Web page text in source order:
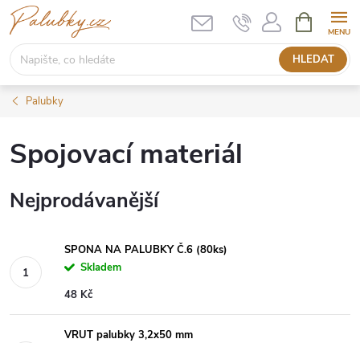
Přejít
na
obsah
HLEDAT
NÁKUPNÍ
KOŠÍK
Palubky
Spojovací materiál
Nejprodávanější
SPONA NA PALUBKY Č.6 (80ks)
Skladem
48 Kč
VRUT palubky 3,2x50 mm